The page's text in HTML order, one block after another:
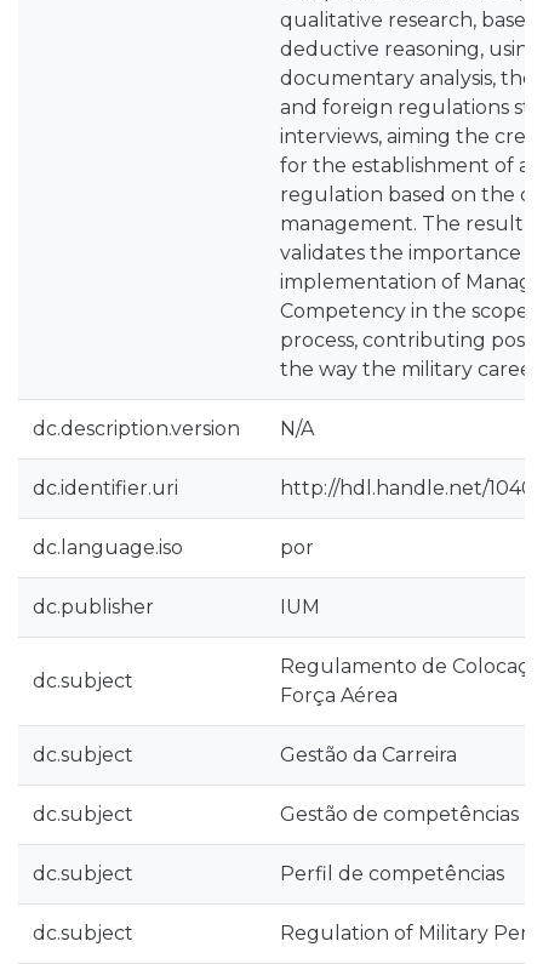
qualitative research,
deductive reasoning,
documentary analysis, the
and foreign regulations
interviews, aiming the
for the establishment of a
regulation based on the
management. The result
validates the importance
implementation of
Competency in the scope
process, contributing
the way the military career
dc.description.version N/A
dc.identifier.uri http://hdl.handle.net/
dc.language.iso por
dc.publisher IUM
dc.subject
Regulamento de
Força Aérea
dc.subject Gestão da Carreira
dc.subject Gestão de competências
dc.subject Perfil de competências
dc.subject Regulation of Military